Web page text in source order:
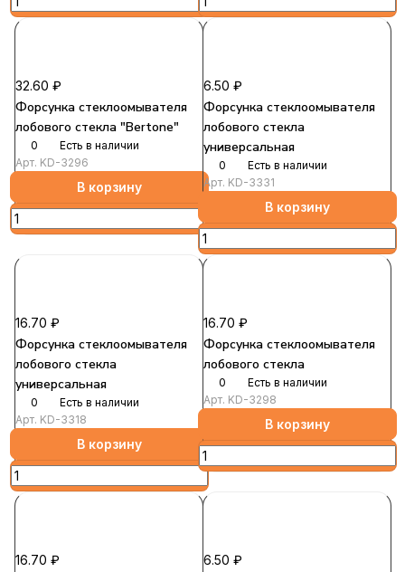
32.60 ₽
Форсунка стеклоомывателя
лобового стекла "Bertone"
0
Есть в наличии
Арт. KD-3296
В корзину
6.50 ₽
Форсунка стеклоомывателя
лобового стекла
универсальная
0
Есть в наличии
Арт. KD-3331
В корзину
16.70 ₽
Форсунка стеклоомывателя
лобового стекла
универсальная
0
Есть в наличии
Арт. KD-3318
В корзину
16.70 ₽
Форсунка стеклоомывателя
лобового стекла
0
Есть в наличии
Арт. KD-3298
В корзину
16.70 ₽ 6.50 ₽